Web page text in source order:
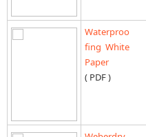
Waterproo
fing White
Paper
( PDF )